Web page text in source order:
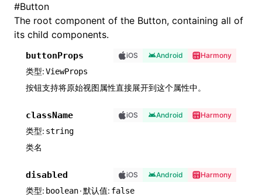
#Button
The root component of the Button, containing all of
its child components.
buttonProps iOS Android Harmony
类型 ViewProps
按钮支持将原始视图属性直接展开到这个属性中。
className iOS Android Harmony
类型 string
类名
disabled iOS Android Harmony
类型 boolean·默认值 false